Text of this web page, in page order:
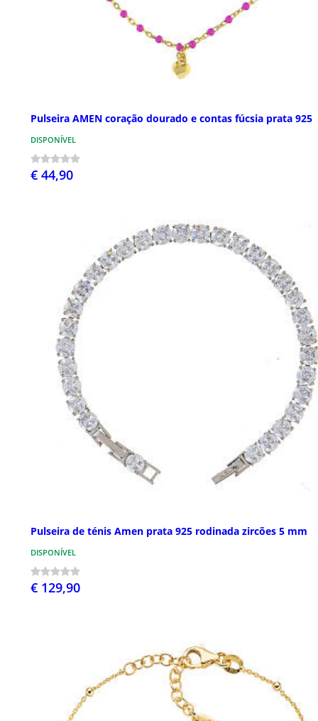
Pulseira AMEN coração dourado e contas fúcsia prata 925
DISPONÍVEL
€ 44,90
Pulseira de ténis Amen prata 925 rodinada zircões 5 mm
DISPONÍVEL
€ 129,90